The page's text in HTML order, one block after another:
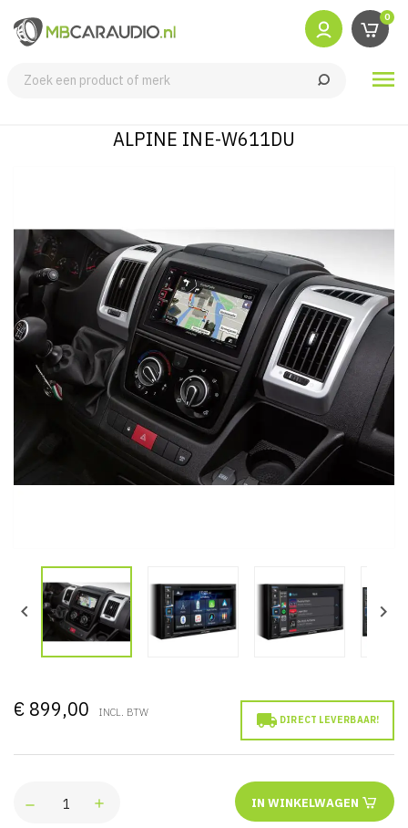
0

ALPINE INE-W611DU
 
€ 899,00 INCL. BTW  DIRECT LEVERBAAR!
IN WINKELWAGEN